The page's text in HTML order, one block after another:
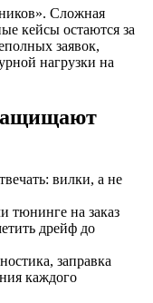
Сложная
кейсы остаются за
заявок,
нагрузки на
вилки, а не
тюнинге на заказ
дрейф до
заправка
каждого